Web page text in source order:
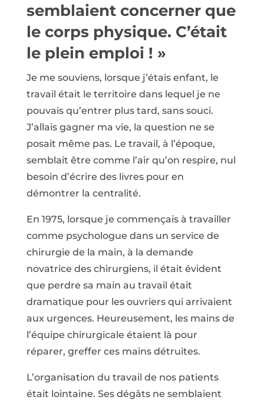
semblaient concerner que
le corps physique. C’était
le plein emploi ! »
Je me souviens, lorsque j’étais enfant, le
travail était le territoire dans lequel je ne
pouvais qu’entrer plus tard, sans souci.
J’allais gagner ma vie, la question ne se
posait même pas. Le travail, à l’époque,
semblait être comme l’air qu’on respire, nul
besoin d’écrire des livres pour en
démontrer la centralité.
En 1975, lorsque je commençais à travailler
comme psychologue dans un service de
chirurgie de la main, à la demande
novatrice des chirurgiens, il était évident
que perdre sa main au travail était
dramatique pour les ouvriers qui arrivaient
aux urgences. Heureusement, les mains de
l’équipe chirurgicale étaient là pour
réparer, greffer ces mains détruites.
L’organisation du travail de nos patients
était lointaine. Ses dégâts ne semblaient